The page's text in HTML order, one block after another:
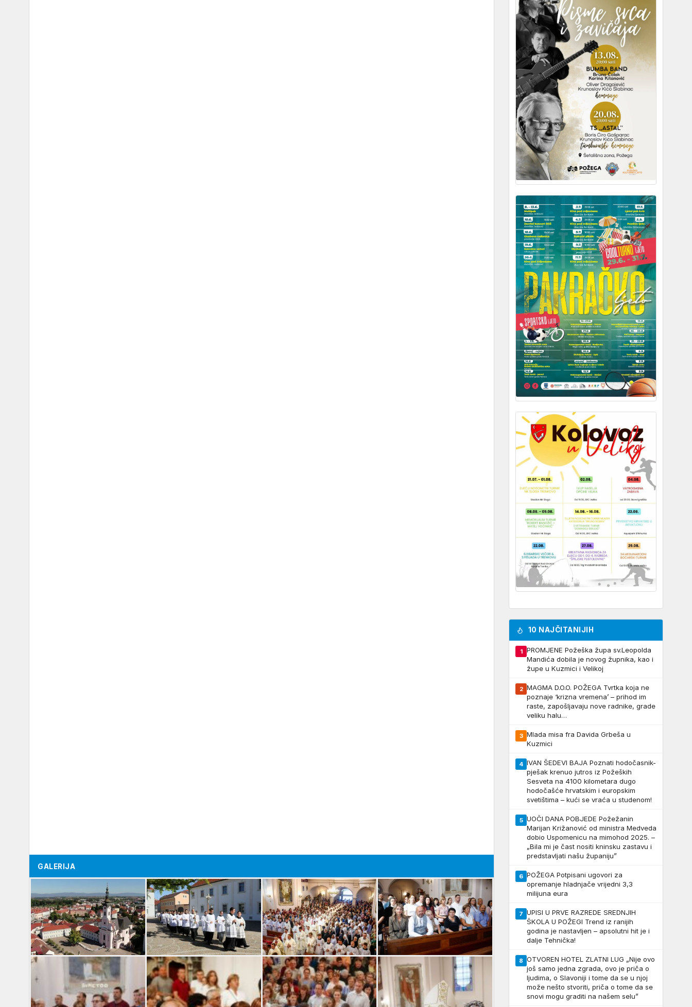
GALERIJA
10 NAJČITANIJIH
1
PROMJENE Požeška župa sv.Leopolda
Mandića dobila je novog župnika, kao i
župe u Kuzmici i Velikoj
2 MAGMA D.O.O. POŽEGA Tvrtka koja ne
poznaje ‘krizna vremena’ – prihod im
raste, zapošljavaju nove radnike, grade
veliku halu…
3 Mlada misa fra Davida Grbeša u
Kuzmici
4 IVAN ŠEDEVI BAJA Poznati hodočasnik-
pješak krenuo jutros iz Požeških
Sesveta na 4100 kilometara dugo
hodočašće hrvatskim i europskim
svetištima – kući se vraća u studenom!
5 UOČI DANA POBJEDE Požežanin
Marijan Križanović od ministra Medveda
dobio Uspomenicu na mimohod 2025. –
„Bila mi je čast nositi kninsku zastavu i
predstavljati našu županiju”
6 POŽEGA Potpisani ugovori za
opremanje hladnjače vrijedni 3,3
milijuna eura
7 UPISI U PRVE RAZREDE SREDNJIH
ŠKOLA U POŽEGI Trend iz ranijih
godina je nastavljen – apsolutni hit je i
dalje Tehnička!
8 OTVOREN HOTEL ZLATNI LUG „Nije ovo
još samo jedna zgrada, ovo je priča o
ljudima, o Slavoniji i tome da se u njoj
može nešto stvoriti, priča o tome da se
snovi mogu graditi na našem selu”